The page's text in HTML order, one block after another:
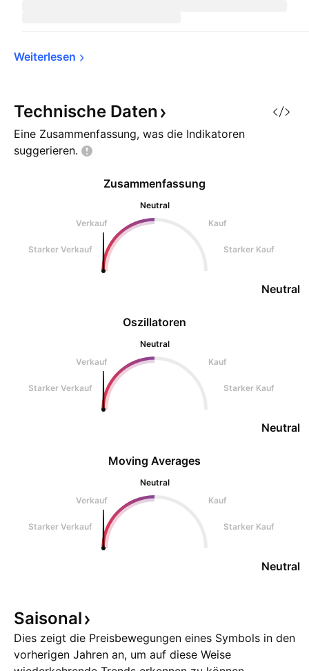
Weiterlesen
Technische Daten
Eine Zusammenfassung, was die Indikatoren
suggerieren.
Oszillatoren
Neutral
Verkauf
Kauf
Starker Verkauf Starker Kauf
Neutral
Zusammenfassung
Neutral
Verkauf
Kauf
Starker Verkauf Starker Kauf
Neutral
Moving Averages
Neutral
Verkauf
Kauf
Starker Verkauf Starker Kauf
Neutral
Saisonal
Dies zeigt die Preisbewegungen eines Symbols in den
vorherigen Jahren an, um auf diese Weise